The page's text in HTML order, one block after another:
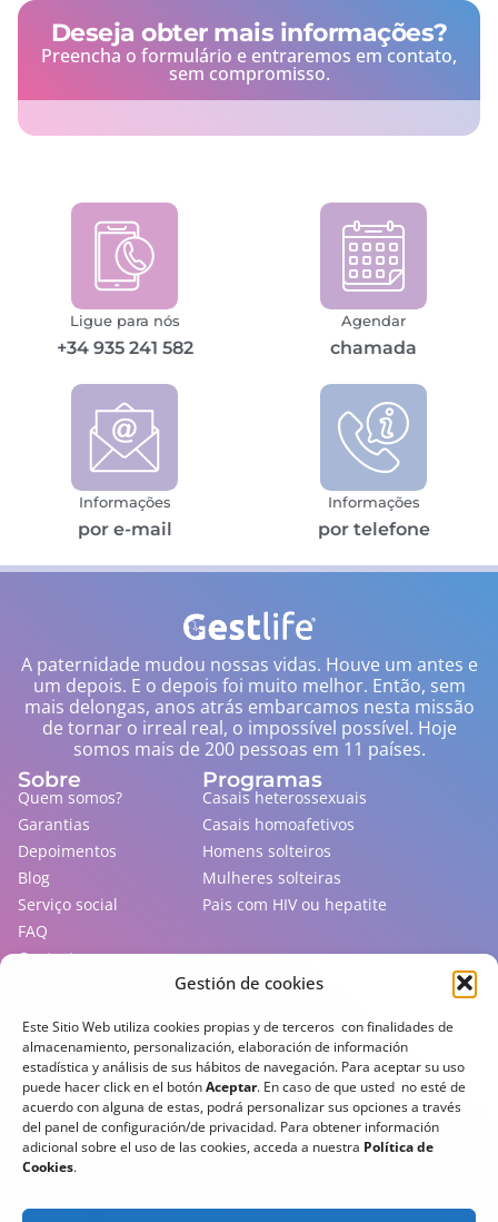
Gestión de cookies
Este Sitio Web utiliza cookies propias y de terceros con finalidades de
almacenamiento, personalización, elaboración de información
estadística y análisis de sus hábitos de navegación. Para aceptar su uso
puede hacer click en el botónAceptar. En caso de que usted no esté de
acuerdo con alguna de estas, podrá personalizar sus opciones a través
del panel de configuración/de privacidad. Para obtener información
adicional sobre el uso de las cookies, acceda a nuestra Política de
Cookies.
Deseja obter mais informações?
Preencha o formulário e entraremos em contato,
sem compromisso.
Ligue para nós
+34 935 241 582
Agendar
chamada
Informações
por e-mail
Informações
por telefone
A paternidade mudou nossas vidas. Houve um antes e
um depois. E o depois foi muito melhor. Então, sem
mais delongas, anos atrás embarcamos nesta missão
de tornar o irreal real, o impossível possível. Hoje
somos mais de 200 pessoas em 11 países.
Sobre
Quem somos?
Garantias
Depoimentos
Blog
Serviço social
FAQ
Contacto
Programas
Casais heterossexuais
Casais homoafetivos
Homens solteiros
Mulheres solteiras
Pais com HIV ou hepatite
Onde existe lei de gestação de substituição
Sem lei, mas onde é praticada
Que não permitem estrangeiros
Países perigosos
Assine nossa newsletter para ficar por dentro de
todas as novidades!